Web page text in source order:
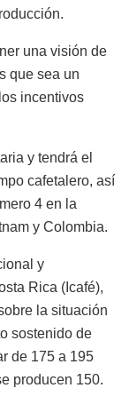
una visión de
que sea un
incentivos
y tendrá el
cafetalero, así
4 en la
y Colombia.
y
Rica (Icafé),
la situación
sostenido de
de 175 a 195
producen 150.